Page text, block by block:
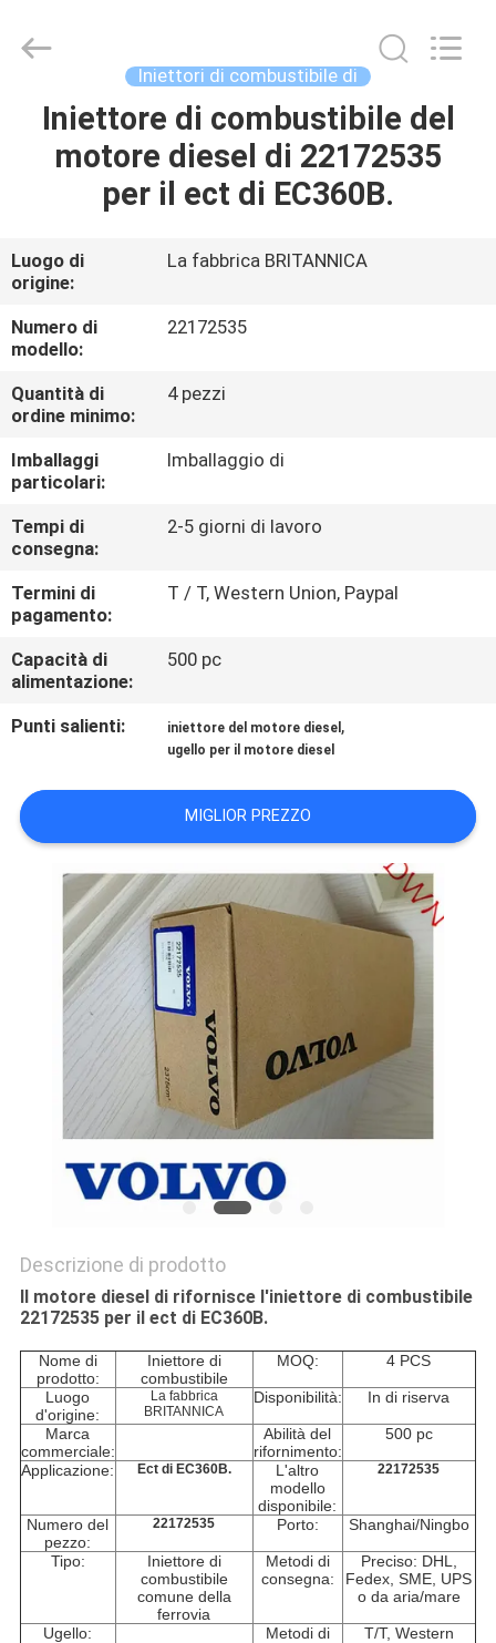
CASA
PRODOTTI
CIRCA
NOI
GIRO
DELLA
FABBRICA
CONTROLLO
DI
QUALITÀ
CONTATTICI
RICHIEDA
CITAZIONE
MAPPA
SITO
PRIVACY
POLICY
Auto
Iniettori di combustibile di
Iniettore di combustibile del
motore diesel di 22172535
per il ect di EC360B.
Luogo di
origine:
La fabbrica BRITANNICA
Numero di
modello:
22172535
Quantità di
ordine minimo:
4 pezzi
Imballaggi
particolari:
Imballaggio di
Tempi di
consegna:
2-5 giorni di lavoro
Termini di
pagamento:
T / T, Western Union, Paypal
Capacità di
alimentazione:
500 pc
Punti salienti: iniettore del motore diesel ,
ugello per il motore diesel
MIGLIOR PREZZO
Descrizione di prodotto
Il motore diesel di rifornisce l'iniettore di combustibile
22172535 per il ect di EC360B.
Nome di
prodotto:
Iniettore di
combustibile
MOQ: 4 PCS
Luogo
d'origine:
La fabbrica
BRITANNICA
Disponibilità: In di riserva
Marca
commerciale:
Abilità del
rifornimento:
500 pc
Applicazione: Ect di EC360B.
L'altro
modello
disponibile:
22172535
Numero del
pezzo:
22172535 Porto: Shanghai/Ningbo
Tipo:
Iniettore di
combustibile
comune della
ferrovia
Metodi di
consegna:
Preciso: DHL,
Fedex, SME, UPS
o da aria/mare
Ugello:
Metodi di
T/T, Western